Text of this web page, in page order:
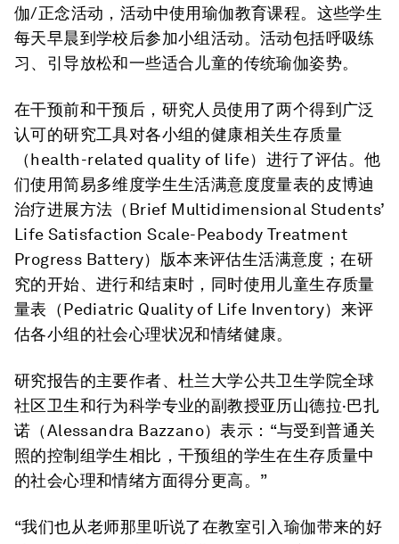
伽/正念活动，活动中使用瑜伽教育课程。这些学生
每天早晨到学校后参加小组活动。活动包括呼吸练
习、引导放松和一些适合儿童的传统瑜伽姿势。
在干预前和干预后，研究人员使用了两个得到广泛
认可的研究工具对各小组的健康相关生存质量
（health-related quality of life）进行了评估。他
们使用简易多维度学生生活满意度度量表的皮博迪
治疗进展方法（Brief Multidimensional Students’
Life Satisfaction Scale-Peabody Treatment
Progress Battery）版本来评估生活满意度；在研
究的开始、进行和结束时，同时使用儿童生存质量
量表（Pediatric Quality of Life Inventory）来评
估各小组的社会心理状况和情绪健康。
研究报告的主要作者、杜兰大学公共卫生学院全球
社区卫生和行为科学专业的副教授亚历山德拉·巴扎
诺（Alessandra Bazzano）表示：“与受到普通关
照的控制组学生相比，干预组的学生在生存质量中
的社会心理和情绪方面得分更高。”
“我们也从老师那里听说了在教室引入瑜伽带来的好